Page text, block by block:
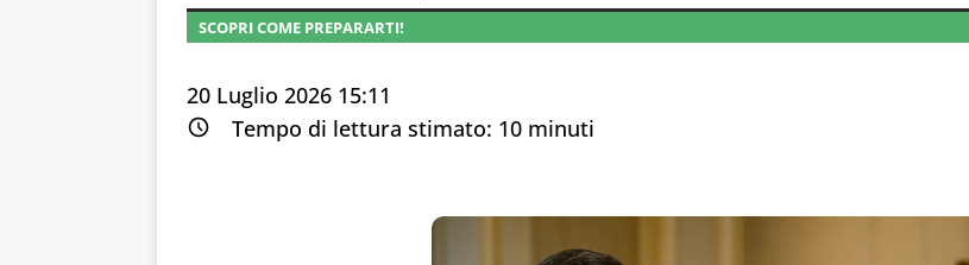
SCOPRI COME PREPARARTI!
20 Luglio 2026 15:11
Tempo di lettura stimato: 10 minuti